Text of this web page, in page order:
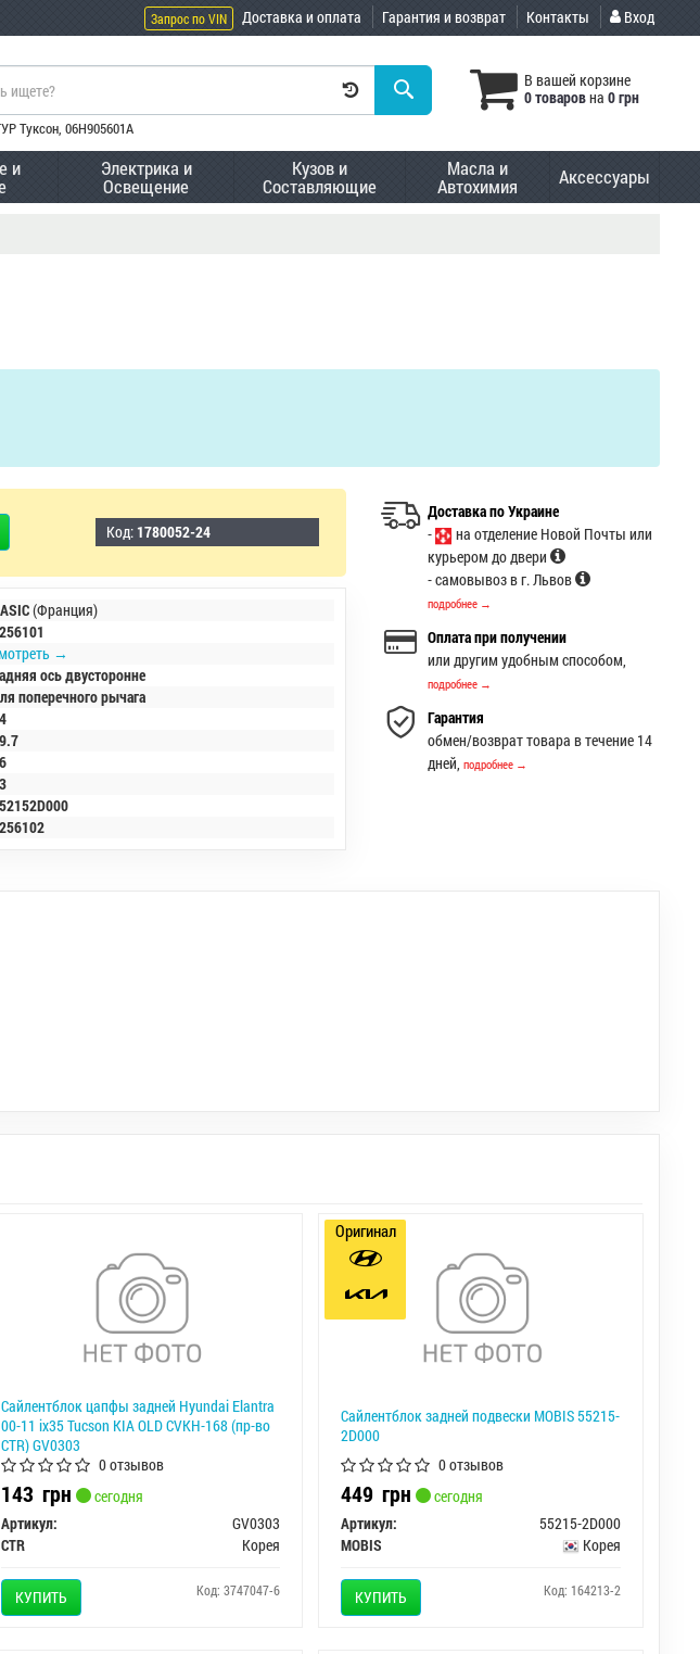
Запрос по VIN Доставка и оплата Гарантия и возврат Контакты Вход
В вашей корзине
0 товаровна 0 грн
Туксон, 06H905601A
и Электрика и
Освещение
Кузов и
Составляющие
Масла и
Автохимия Аксессуары
Код: 1780052-24
(Франция)
→
ось двусторонне
поперечного рычага
Доставка по Украине
-
на отделение Новой Почты или
курьером до двери
- самовывоз в г. Львов
подробнее →
Оплата при получении
или другим удобным способом,
подробнее →
Гарантия
обмен/возврат товара в течение 14
дней,подробнее →
Сайлентблок цапфы задней Hyundai Elantra
00-11 ix35 Tucson KIA OLD CVKH-168 (пр-во
CTR) GV0303
0 отзывов
143 грн
сегодня
Артикул:
GV0303
CTR
Корея
КУПИТЬ Код: 3747047-6
Сайлентблок задней подвески MOBIS 55215-
2D000
0 отзывов
449грн
сегодня
Артикул:
55215-2D000
MOBIS
Корея
КУПИТЬ Код: 164213-2
Оригинал